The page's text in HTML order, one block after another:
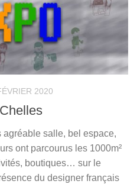
2020
agréable salle, bel espace,
ont parcourus les 1000m²
boutiques… sur le
du designer français